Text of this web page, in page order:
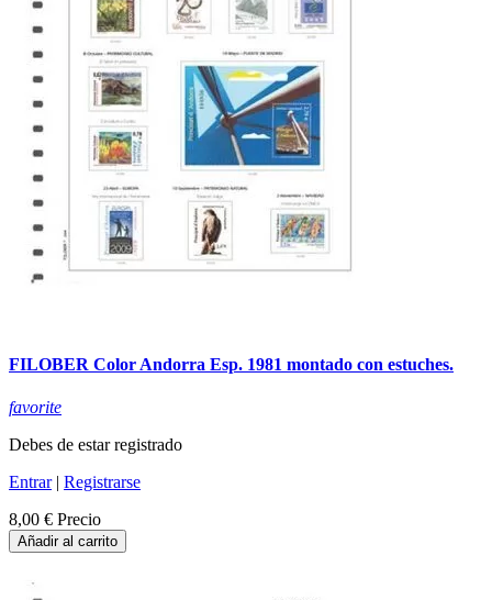
FILOBER Color Andorra Esp. 1981 montado con estuches.
favorite
Debes de estar registrado
Entrar| Registrarse
8,00 € Precio
Añadir al carrito